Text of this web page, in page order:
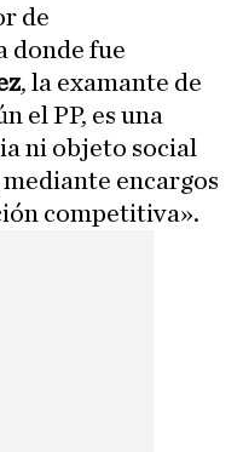
de
donde fue
, la examante de
el PP, es una
ni objeto social
encargos
competitiva».